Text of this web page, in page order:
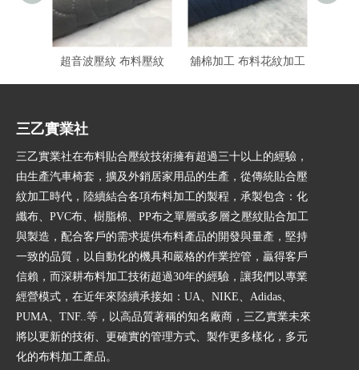
超音波壓紋 布料壓紋 舖棉加工 布料花紋加工
三乙實業社
三乙實業社在布料貼合壓紋技術擁有超過三十以上的經驗，
由生產汽車椅套，擴及外銷居家用品的生產，從傳統貼合壓
紋加工時代，陸續結合各項布料加工的製程，承製包含：化
纖布、PVC布、樹脂棉、PP布之單層或多層之壓紋貼合加工
與製造，配合客戶的需求提供布料產品的開發與量產，堅持
一致的品質，以自動化的機具和嚴格的作業控管，贏得客戶
信賴，而深耕布料加工技術超過30年的經驗，讓我們以專業
經營模式，在近年來陸續承接如：UA、NIKE、Adidas、
PUMA、TNF..等，以高品質著稱的知名廠商，三乙實業未來
將以更新的技術、更確實的管理方式、製作更多樣化，多元
化的布料加工產品。